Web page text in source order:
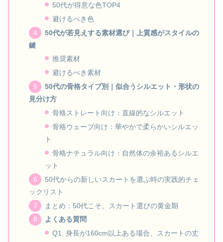
50代が得意な色TOP4
避けるべき色
50代が若見えする素材選び｜上質感がスタイルの
鍵
推奨素材
避けるべき素材
50代の骨格タイプ別｜似合うシルエット・形状の
見分け方
骨格ストレート向け：直線的なシルエット
骨格ウェーブ向け：華やかで柔らかいシルエッ
ト
骨格ナチュラル向け：自然体の余裕あるシルエ
ット
50代からの新しいスカートを選ぶ時の実践的チェ
ックリスト
まとめ：50代こそ、スカート選びの黄金期
よくある質問
Q1. 身長が160cm以上ある場合、スカートの丈